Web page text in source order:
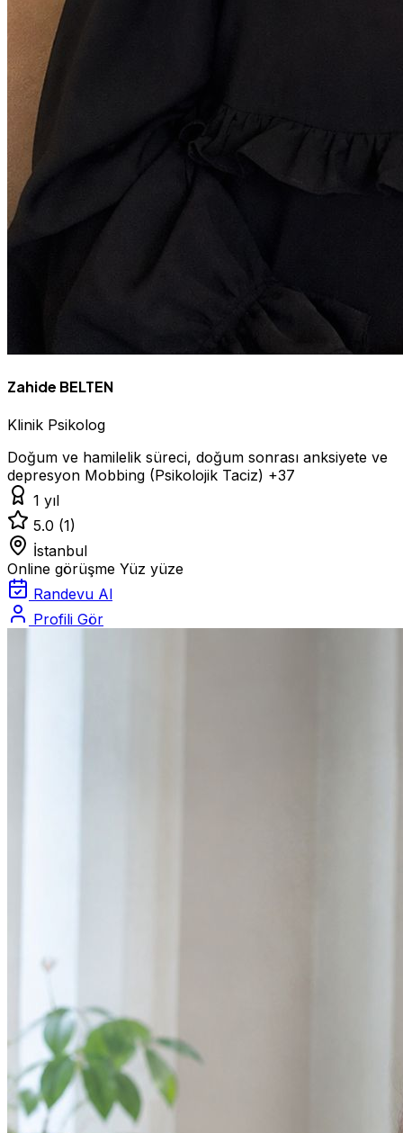
Zahide BELTEN
Klinik Psikolog
Doğum ve hamilelik süreci, doğum sonrası anksiyete ve
depresyon Mobbing (Psikolojik Taciz) +37
1 yıl
5.0 (1)
İstanbul
Online görüşme Yüz yüze
Randevu Al
Profili Gör